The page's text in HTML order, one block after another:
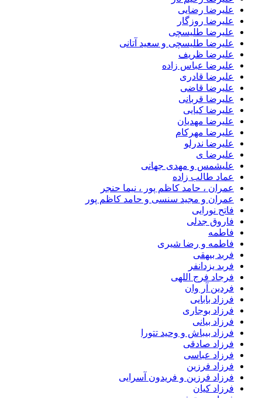
علیرضا رضایی
علیرضا روزگار
علیرضا طلیسچی
علیرضا طلیسچی و سعید آتانی
علیرضا ظریف
علیرضا عباس زاده
علیرضا قادری
علیرضا قاضی
علیرضا قربانی
علیرضا کیایی
علیرضا مهدیان
علیرضا مهرکام
علیرضا ندرلو
علیرضا ی
علیشمس و مهدی جهانی
عماد طالب زاده
عمران ، حامد کاظم پور ، نیما حنجر
عمران و مجید سنسی و حامد کاظم پور
فاتح نورایی
فاروق جدلی
فاطمه
فاطمه و رضا شیری
فربد بیهقی
فربد یزدانفر
فرجاد فرج اللهی
فردین آر وان
فرزاد بابایی
فرزاد بوجاری
فرزاد بیانی
فرزاد بیباش و وحید تتورا
فرزاد صادقی
فرزاد عباسی
فرزاد فرزین
فرزاد فرزین و فریدون آسرایی
فرزاد کیان